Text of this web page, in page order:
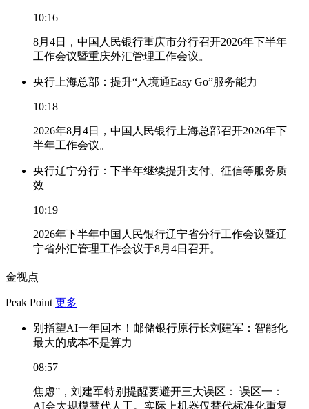
10:16
8月4日，中国人民银行重庆市分行召开2026年下半年
工作会议暨重庆外汇管理工作会议。
央行上海总部：提升“入境通Easy Go”服务能力
10:18
2026年8月4日，中国人民银行上海总部召开2026年下
半年工作会议。
央行辽宁分行：下半年继续提升支付、征信等服务质
效
10:19
2026年下半年中国人民银行辽宁省分行工作会议暨辽
宁省外汇管理工作会议于8月4日召开。
金视点
Peak Point 更多
别指望AI一年回本！邮储银行原行长刘建军：智能化
最大的成本不是算力
08:57
焦虑”，刘建军特别提醒要避开三大误区： 误区一：
AI会大规模替代人工。实际上机器仅替代标准化重复